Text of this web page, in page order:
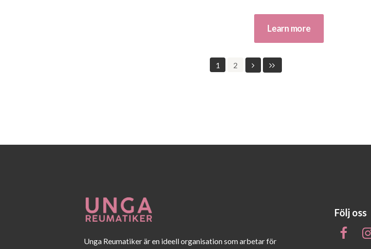
Learn more
1 2
Unga Reumatiker är en ideell organisation som arbetar för
Följ oss